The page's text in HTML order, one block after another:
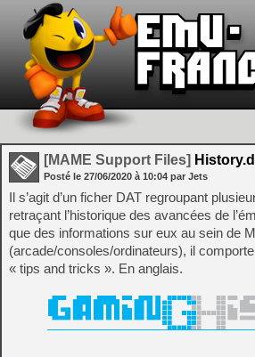
[MAME Support Files]
Posté le 27/06/2020 à 10:04 par Jets
Il s’agit d’un ficher DAT regroupant
retraçant l’historique des avancées de
que des informations sur eux au sein de
(arcade/consoles/ordinateurs), il
« tips and tricks ». En anglais.